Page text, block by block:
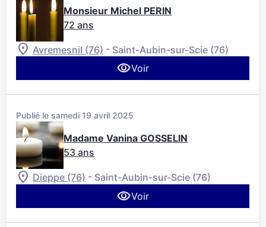
Monsieur Michel PERIN
72 ans
Avremesnil (76) - Saint-Aubin-sur-Scie (76)
Voir
Publié le samedi 19 avril 2025
Madame Vanina GOSSELIN
53 ans
Dieppe (76) - Saint-Aubin-sur-Scie (76)
Voir